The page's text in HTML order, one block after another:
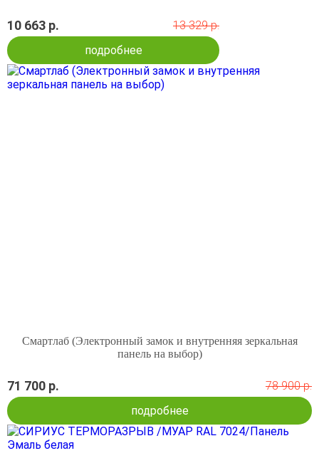
10 663 р.
13 329 р.
подробнее
Смартлаб (Электронный замок и внутренняя зеркальная
панель на выбор)
71 700 р.
78 900 р.
подробнее